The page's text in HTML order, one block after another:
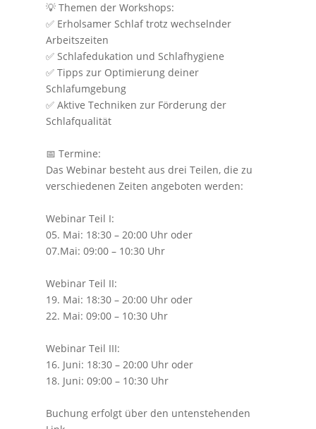
💡 Themen der Workshops:
✅ Erholsamer Schlaf trotz wechselnder
Arbeitszeiten
✅ Schlafedukation und Schlafhygiene
✅ Tipps zur Optimierung deiner
Schlafumgebung
✅ Aktive Techniken zur Förderung der
Schlafqualität
📅 Termine:
Das Webinar besteht aus drei Teilen, die zu
verschiedenen Zeiten angeboten werden:
Webinar Teil I:
05. Mai: 18:30 – 20:00 Uhr oder
07.Mai: 09:00 – 10:30 Uhr
Webinar Teil II:
19. Mai: 18:30 – 20:00 Uhr oder
22. Mai: 09:00 – 10:30 Uhr
Webinar Teil III:
16. Juni: 18:30 – 20:00 Uhr oder
18. Juni: 09:00 – 10:30 Uhr
Buchung erfolgt über den untenstehenden